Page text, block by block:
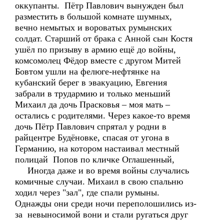
оккупанты. Пётр Павлович вынужден был
разместить в большой комнате шумных,
вечно немытых и вороватых румынских
солдат. Старший от брака с Анной сын Костя
ушёл по призыву в армию ещё до войны,
комсомолец Фёдор вместе с другом Митей
Бовтом ушли на фелюге-нефтянке на
кубанский берег в эвакуацию, Евгения
забрали в трудармию и только меньший
Михаил да дочь Прасковья – моя мать –
остались с родителями. Через какое-то время
дочь Пётр Павлович спрятал у родни в
райцентре Будёновке, спасая от угона в
Германию, на котором настаивал местный
полицай Попов по кличке Оглашенный,
Иногда даже и во время войны случались
комичные случаи. Михаил в свою спальню
ходил через "зал", где спали румыны.
Однажды они среди ночи переполошились из-
за невыносимой вони и стали ругаться друг